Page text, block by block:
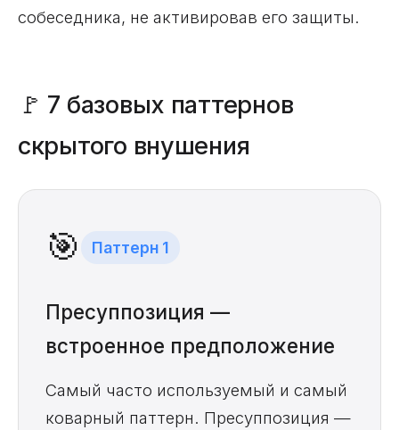
собеседника, не активировав его защиты.
🚩 7 базовых паттернов
скрытого внушения
🎯 Паттерн 1
Пресуппозиция —
встроенное предположение
Самый часто используемый и самый
коварный паттерн. Пресуппозиция —